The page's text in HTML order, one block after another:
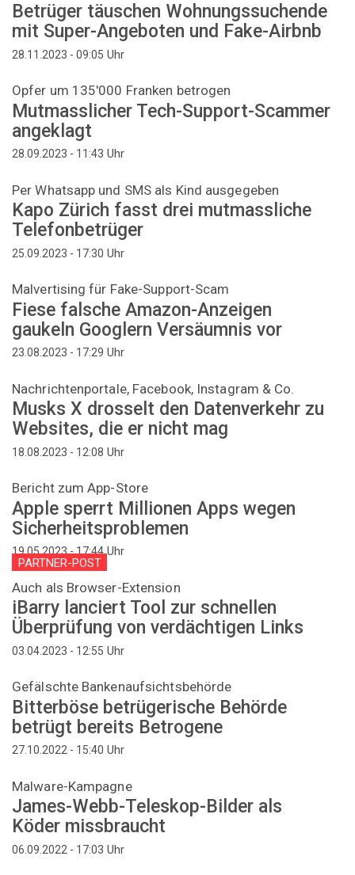
Betrüger täuschen Wohnungssuchende
mit Super-Angeboten und Fake-Airbnb
28.11.2023 - 09:05 Uhr
Opfer um 135'000 Franken betrogen
Mutmasslicher Tech-Support-Scammer
angeklagt
28.09.2023 - 11:43 Uhr
Per Whatsapp und SMS als Kind ausgegeben
Kapo Zürich fasst drei mutmassliche
Telefonbetrüger
25.09.2023 - 17:30 Uhr
Malvertising für Fake-Support-Scam
Fiese falsche Amazon-Anzeigen
gaukeln Googlern Versäumnis vor
23.08.2023 - 17:29 Uhr
Nachrichtenportale, Facebook, Instagram & Co.
Musks X drosselt den Datenverkehr zu
Websites, die er nicht mag
18.08.2023 - 12:08 Uhr
Bericht zum App-Store
Apple sperrt Millionen Apps wegen
Sicherheitsproblemen
19.05.2023 - 17:44Uhr
PARTNER-POST
Auch als Browser-Extension
iBarry lanciert Tool zur schnellen
Überprüfung von verdächtigen Links
03.04.2023 - 12:55 Uhr
Gefälschte Bankenaufsichtsbehörde
Bitterböse betrügerische Behörde
betrügt bereits Betrogene
27.10.2022 - 15:40 Uhr
Malware-Kampagne
James-Webb-Teleskop-Bilder als
Köder missbraucht
06.09.2022 - 17:03 Uhr